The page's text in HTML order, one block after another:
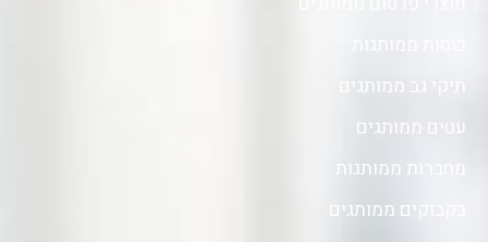
תיקי גב ממותגים
עטים ממותגים
מחברות ממותגות
בקבוקים ממותגים